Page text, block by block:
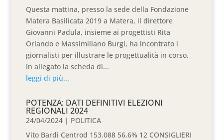
Questa mattina, presso la sede della Fondazione
Matera Basilicata 2019 a Matera, il direttore
Giovanni Padula, insieme ai progettisti Rita
Orlando e Massimiliano Burgi, ha incontrato i
giornalisti per illustrare le progettualità in corso.
In allegato la scheda di...
leggi di più...
POTENZA: DATI DEFINITIVI ELEZIONI
REGIONALI 2024
24/04/2024 | POLITICA
Vito Bardi Centrod 153.088 56,6% 12 CONSIGLIERI